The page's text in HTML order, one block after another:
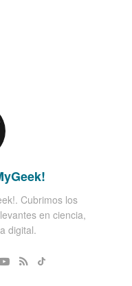
Cubrimos los
en ciencia,
digital.